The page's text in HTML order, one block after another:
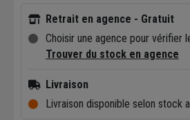
Retrait en agence - Gratuit
Choisir une agence pour vérifier
Trouver du stock en agence
Livraison
Livraison disponible selon stock